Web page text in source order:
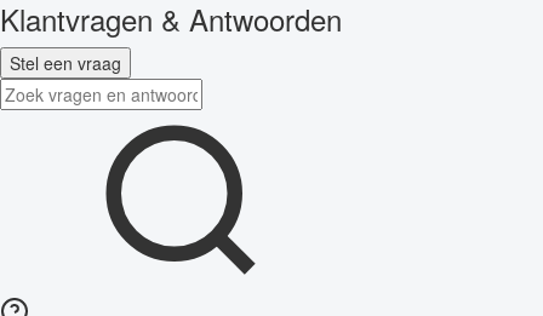
Klantvragen & Antwoorden
Stel een vraag